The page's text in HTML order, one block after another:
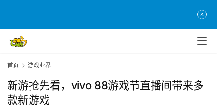
首页 游戏业界
新游抢先看，vivo 88游戏节直播间带来多
款新游戏